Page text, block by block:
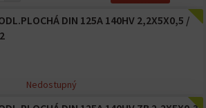
DIN 125A 140HV 2,2X5X0,5 /
Nedostupný